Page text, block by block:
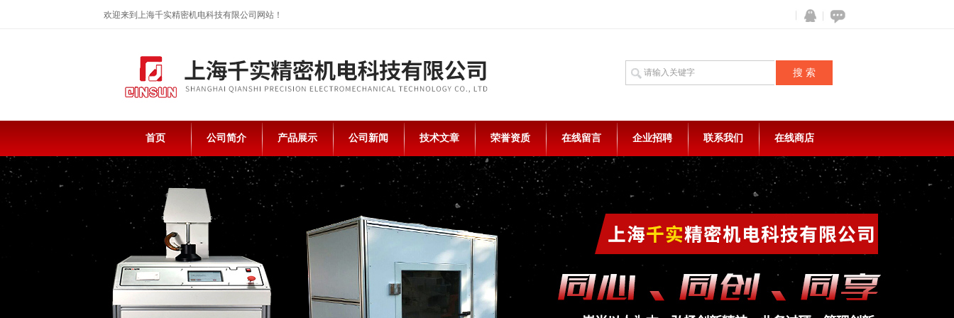
欢迎来到上海千实精密机电科技有限公司网站！
首页 公司简介 产品展示 公司新闻 技术文章 荣誉资质 在线留言 企业招聘 联系我们 在线商店